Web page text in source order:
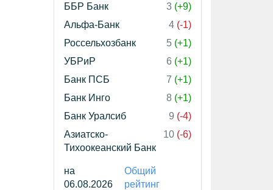
ББР Банк
3 (+9)
Альфа-Банк
4 (-1)
Россельхозбанк
5 (+1)
УБРиР
6 (+1)
Банк ПСБ
7 (+1)
Банк Инго
8 (+1)
Банк Уралсиб
9 (-4)
Азиатско-
Тихоокеанский Банк
10 (-6)
на
06.08.2026
Общий
рейтинг